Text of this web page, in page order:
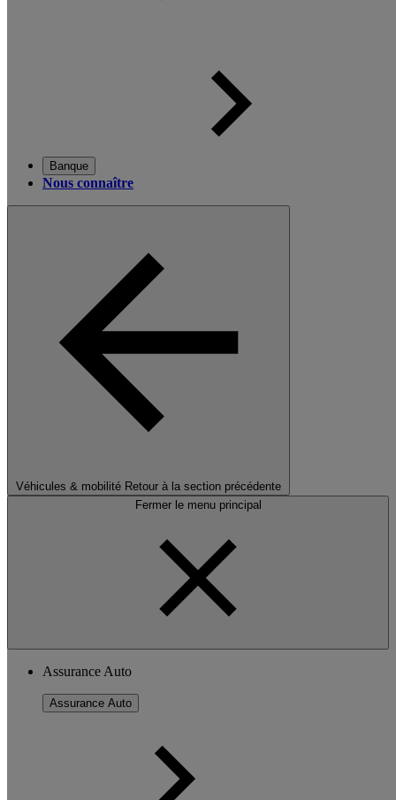
Banque
Nous connaître
Véhicules & mobilité Retour à la section précédente
Fermer le menu principal
Assurance Auto
Assurance Auto